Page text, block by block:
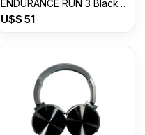
ENDURANCE RUN 3 Black
Lime
U$S 51